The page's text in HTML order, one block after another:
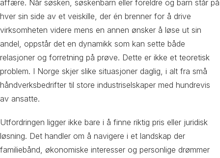
affære. Når søsken, søskenbarn eller foreldre og barn står på
hver sin side av et veiskille, der én brenner for å drive
virksomheten videre mens en annen ønsker å løse ut sin
andel, oppstår det en dynamikk som kan sette både
relasjoner og forretning på prøve. Dette er ikke et teoretisk
problem. I Norge skjer slike situasjoner daglig, i alt fra små
håndverksbedrifter til store industriselskaper med hundrevis
av ansatte.
Utfordringen ligger ikke bare i å finne riktig pris eller juridisk
løsning. Det handler om å navigere i et landskap der
familiebånd, økonomiske interesser og personlige drømmer